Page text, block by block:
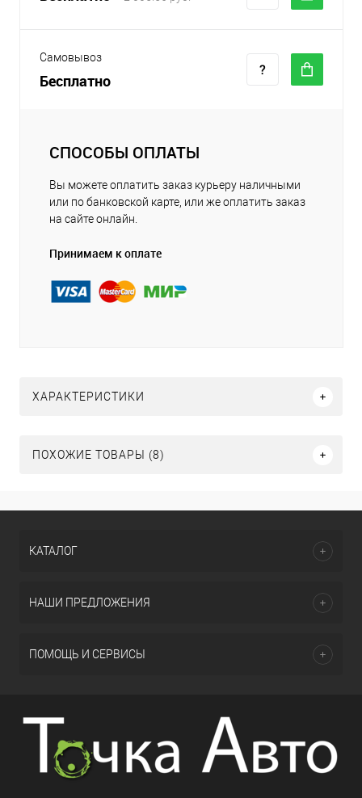
Самовывоз
Бесплатно
СПОСОБЫ ОПЛАТЫ
Вы можете оплатить заказ курьеру наличными
или по банковской карте, или же оплатить заказ
на сайте онлайн.
Принимаем к оплате
ХАРАКТЕРИСТИКИ
ПОХОЖИЕ ТОВАРЫ (8)
КАТАЛОГ
НАШИ ПРЕДЛОЖЕНИЯ
ПОМОЩЬ И СЕРВИСЫ